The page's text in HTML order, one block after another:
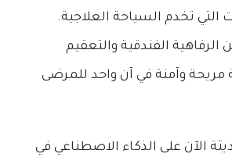
تخدم السياحة العلاجية.
الرفاهية الفندقية والتعقيم
مريحة وآمنة في آن واحد للمرضى
الآن على الذكاء الاصطناعي في